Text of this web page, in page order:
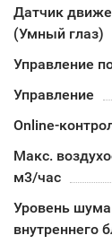
Датчик
(Умный глаз)
Управление
Управление
Online-
Макс.
м3/час
Уровень шума
внутреннего